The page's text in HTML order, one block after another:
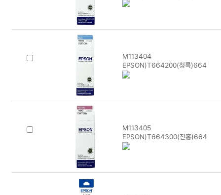
M113404
EPSON)T664200(청록)664
M113405
EPSON)T664300(진홍)664